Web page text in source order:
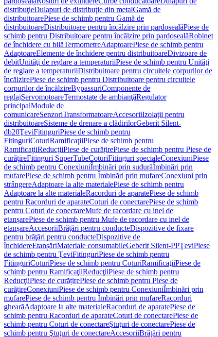
distribuţieDulapuri de distribuţie din metalGamă de
distribuitoarePiese de schimb pentru Gamă de
distribuitoareDistribuitoare pentru încălzire prin pardosealăPiese de
schimb pentru Distribuitoare pentru încălzire prin pardosealăRobinet
de închidere cu bilăTermometreAdaptoarePiese de schimb pentru
AdaptoareElemente de închidere pentru distribuitoareDivizoare de
debitUnităţi de reglare a temperaturiiPiese de schimb pentru Unităţi
de reglare a temperaturiiDistribuitoare pentru circuitele corpurilor de
încălzirePiese de schimb pentru Distribuitoare pentru circuitele
corpurilor de încălzireBypassuriComponente de
reglajServomotoareTermostate de ambianţăRegulator
principalModule de
comunicareSenzoriTransformatoareAccesoriiIzolaţii pentru
distribuitoareSisteme de drenare a clădirilorGeberit Silent-
db20ŢeviFitinguriPiese de schimb pentru
FitinguriCoturiRamificaţiiPiese de schimb pentru
RamificaţiiReducţiiPiese de curățirePiese de schimb pentru Piese de
curățireFitinguri SuperTubeCoturiFitinguri specialeConexiuniPiese
de schimb pentru ConexiuniÎmbinări prin sudurăÎmbinări prin
mufarePiese de schimb pentru Îmbinări prin mufareConexiuni prin
strângereAdaptoare la alte materialePiese de schimb pentru
Adaptoare la alte materialeRacorduri de aparatePiese de schimb
pentru Racorduri de aparateCoturi de conectarePiese de schimb
pentru Coturi de conectareMufe de racordare cu inel de
etanșarePiese de schimb pentru Mufe de racordare cu inel de
etanșareAccesoriiBrăţări pentru conducteDispozitive de fixare
pentru brăţări pentru conducteDispozitive de
închidereEtanșăriMateriale consumabileGeberit Silent-PPŢeviPiese
de schimb pentru ŢeviFitinguriPiese de schimb pentru
FitinguriCoturiPiese de schimb pentru CoturiRamificaţiiPiese de
schimb pentru RamificaţiiReducţiiPiese de schimb pentru
ReducţiiPiese de curățirePiese de schimb pentru Piese de
curățireConexiuniPiese de schimb pentru ConexiuniÎmbinări prin
mufarePiese de schimb pentru Îmbinări prin mufareRacorduri
ghearăAdaptoare la alte materialeRacorduri de aparatePiese de
schimb pentru Racorduri de aparateCoturi de conectarePiese de
schimb pentru Coturi de conectareŞtuţuri de conectarePiese de
schimb pentru Ştuţuri de conectareAccesoriiBrățări pentru